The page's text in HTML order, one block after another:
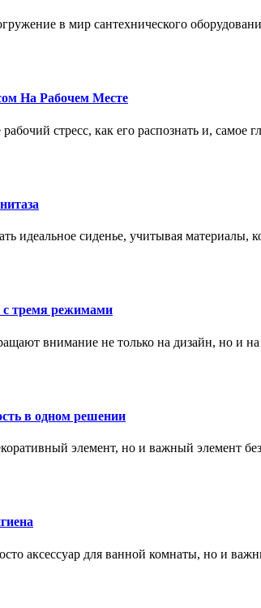
в мир сантехнического
На Рабочем Месте
стресс, как его распознать и,
идеальное сиденье, учитывая
с тремя режимами
внимание не только на дизайн, но и
в одном решении
элемент, но и важный элемент
аксессуар для ванной комнаты, но и